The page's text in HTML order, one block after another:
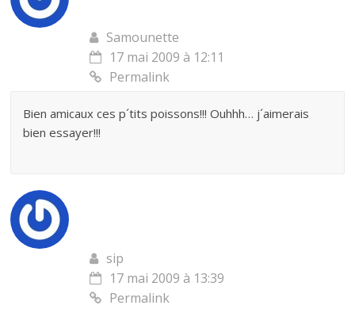
Samounette
17 mai 2009 à 12:11
Permalink
Bien amicaux ces p´tits poissons!!! Ouhhh… j´aimerais
bien essayer!!!
sip
17 mai 2009 à 13:39
Permalink